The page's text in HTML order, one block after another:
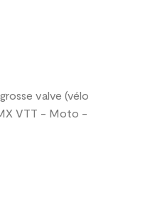
valve (vélo
VTT - Moto -